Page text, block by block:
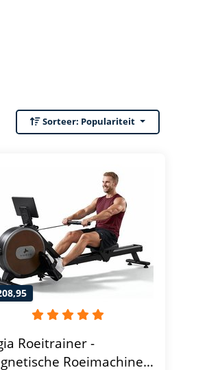
Sorteer: Populariteit
Roeitrainer -
Roeimachine -